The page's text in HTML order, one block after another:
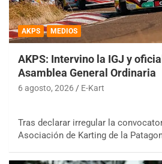
AKPS MEDIOS
AKPS: Intervino la IGJ y
Asamblea General Ordinaria
6 agosto, 2026 E-Kart
Tras declarar irregular la
Asociación de Karting de la